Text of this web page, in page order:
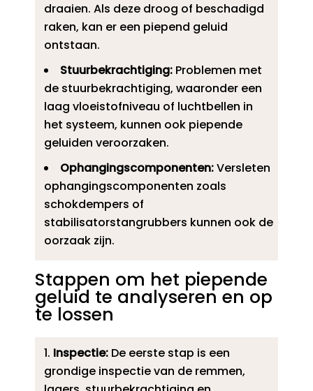
draaien.​ Als deze droog of beschadigd
raken, kan er een piepend geluid
ontstaan.​
Stuurbekrachtiging:Problemen met
de stuurbekrachtiging, waaronder een
laag vloeistofniveau of luchtbellen in
het systeem, kunnen ook piepende
geluiden veroorzaken.​
Ophangingscomponenten:Versleten
ophangingscomponenten zoals
schokdempers of
stabilisatorstangrubbers kunnen ook de
oorzaak zijn.​
Stappen om het piepende
geluid te analyseren en op
te lossen
Inspectie:De eerste stap is een
grondige inspectie van de remmen,